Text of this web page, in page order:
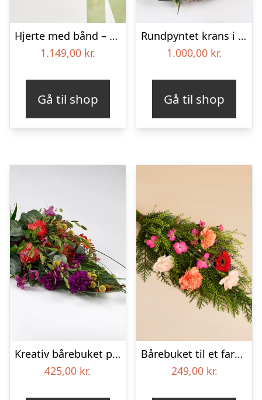
Hjerte med bånd – Floristens kreative valg
1.149,00 kr.
Gå til shop
Rundpyntet krans i lyse farver – Blomster til begravelse
1.000,00 kr.
Gå til shop
Kreativ bårebuket på stort blad – Blomster til begravelse
425,00 kr.
Bårebuket til et farverigt minde
249,00 kr.